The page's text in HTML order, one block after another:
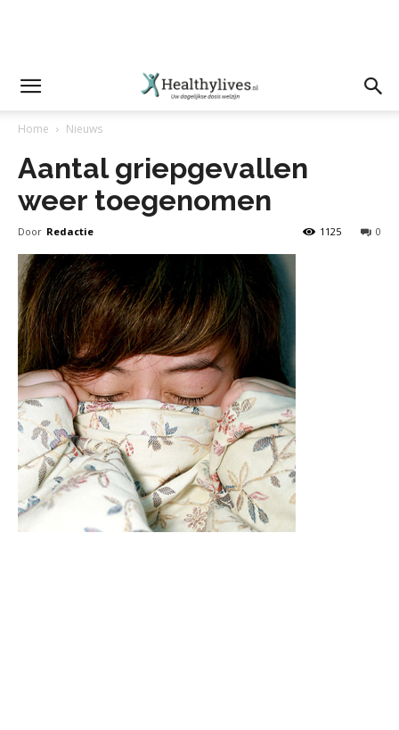
Home Nieuws
Aantal griepgevallen
weer toegenomen
Door Redactie 0
1125